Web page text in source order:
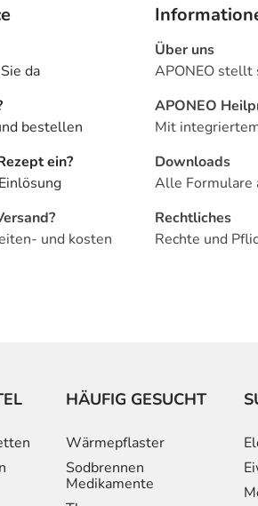
da
bestellen
ein?
und kosten
Über uns
APONEO stellt
APONEO
Mit
Downloads
Alle Formulare
Rechtliches
Rechte und
HÄUFIG GESUCHT
Wärmepflaster
Sodbrennen
Medikamente